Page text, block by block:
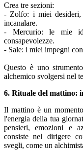
Crea tre sezioni:
- Zolfo: i miei desideri,
incanalare.
- Mercurio: le mie
consapevolezze.
- Sale: i miei impegni
Questo è uno
alchemico svolgersi nel
6. Rituale del mattino:
Il mattino è un
l'energia della tua
pensieri, emozioni e
consiste nel dirigere
svegli, come un